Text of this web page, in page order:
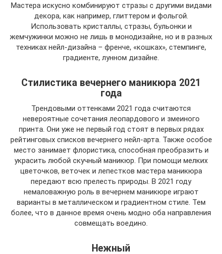
Мастера искусно комбинируют стразы с другими видами
декора, как например, глиттером и фольгой.
Использовать кристаллы, стразы, бульонки и
жемчужинки можно не лишь в монодизайне, но и в разных
техниках нейл-дизайна – френче, «кошках», стемпинге,
градиенте, лунном дизайне.
Стилистика вечернего маникюра 2021
года
Трендовыми оттенками 2021 года считаются
невероятные сочетания леопардового и змеиного
принта. Они уже не первый год стоят в первых рядах
рейтинговых списков вечернего нейл-арта. Также особое
место занимает флористика, способная преобразить и
украсить любой скучный маникюр. При помощи мелких
цветочков, веточек и лепестков мастера маникюра
передают всю прелесть природы. В 2021 году
немаловажную роль в вечернем маникюре играют
варианты в металлическом и градиентном стиле. Тем
более, что в данное время очень модно оба направления
совмещать воедино.
Нежный